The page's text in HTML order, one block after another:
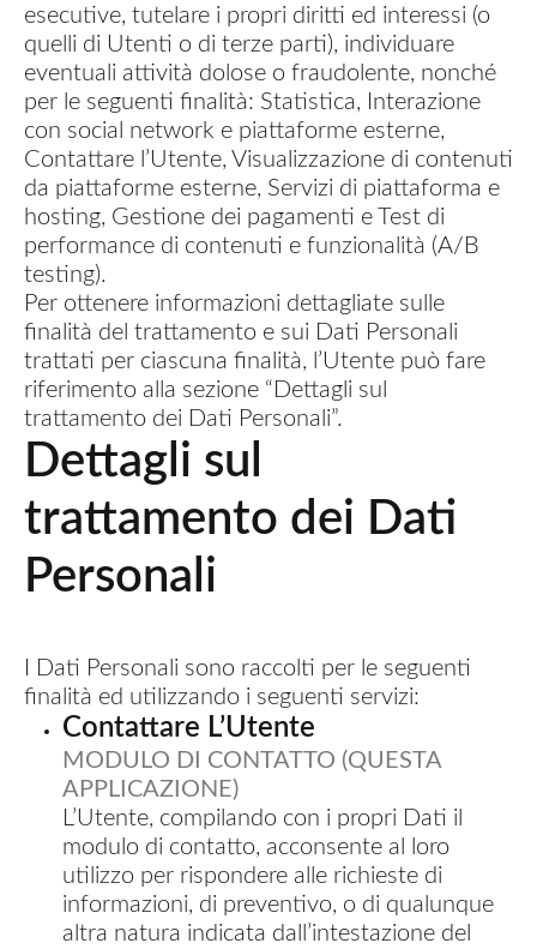
esecutive, tutelare i propri diritti ed interessi (o
quelli di Utenti o di terze parti), individuare
eventuali attività dolose o fraudolente, nonché
per le seguenti finalità: Statistica, Interazione
con social network e piattaforme esterne,
Contattare l’Utente, Visualizzazione di contenuti
da piattaforme esterne, Servizi di piattaforma e
hosting, Gestione dei pagamenti e Test di
performance di contenuti e funzionalità (A/B
testing).
Per ottenere informazioni dettagliate sulle
finalità del trattamento e sui Dati Personali
trattati per ciascuna finalità, l’Utente può fare
riferimento alla sezione “Dettagli sul
trattamento dei Dati Personali”.
Dettagli sul
trattamento dei Dati
Personali
I Dati Personali sono raccolti per le seguenti
finalità ed utilizzando i seguenti servizi:
Contattare L’Utente
MODULO DI CONTATTO (QUESTA
APPLICAZIONE)
L’Utente, compilando con i propri Dati il
modulo di contatto, acconsente al loro
utilizzo per rispondere alle richieste di
informazioni, di preventivo, o di qualunque
altra natura indicata dall’intestazione del